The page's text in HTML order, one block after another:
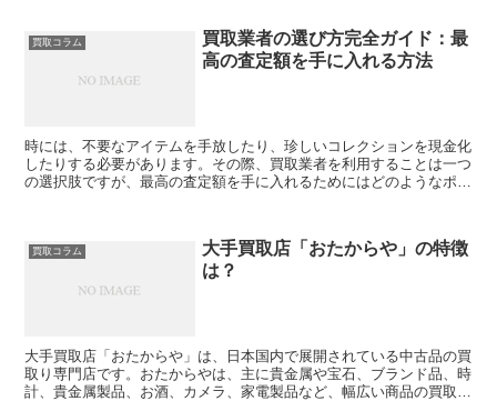
買取コラム
買取業者の選び方完全ガイド：最
高の査定額を手に入れる方法
時には、不要なアイテムを手放したり、珍しいコレクションを現金化
したりする必要があります。その際、買取業者を利用することは一つ
の選択肢ですが、最高の査定額を手に入れるためにはどのようなポイ
買取コラム
大手買取店「おたからや」の特徴
は？
大手買取店「おたからや」は、日本国内で展開されている中古品の買
取り専門店です。おたからやは、主に貴金属や宝石、ブランド品、時
計、貴金属製品、お酒、カメラ、家電製品など、幅広い商品の買取り